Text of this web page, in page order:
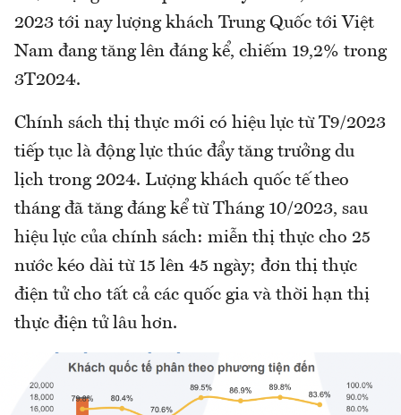
2023 tới nay lượng khách Trung Quốc tới Việt
Nam đang tăng lên đáng kể, chiếm 19,2% trong
3T2024.
Chính sách thị thực mới có hiệu lực từ T9/2023
tiếp tục là động lực thúc đẩy tăng trưởng du
lịch trong 2024. Lượng khách quốc tế theo
tháng đã tăng đáng kể từ Tháng 10/2023, sau
hiệu lực của chính sách: miễn thị thực cho 25
nước kéo dài từ 15 lên 45 ngày; đơn thị thực
điện tử cho tất cả các quốc gia và thời hạn thị
thực điện tử lâu hơn.